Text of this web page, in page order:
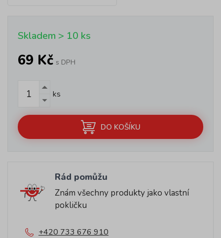
Skladem > 10 ks
69 Kč s DPH
ks
DO KOŠÍKU
Rád pomůžu
Znám všechny produkty jako vlastní
pokličku
+420 733 676 910